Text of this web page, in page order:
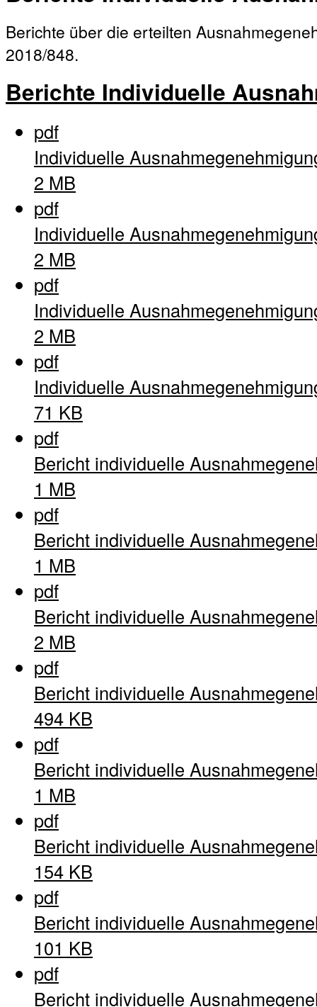
Berichte über die erteilten
2018/848.
Berichte Individuelle
pdf
Individuelle
2 MB
pdf
Individuelle
2 MB
pdf
Individuelle
2 MB
pdf
Individuelle
71 KB
pdf
Bericht individuelle
1 MB
pdf
Bericht individuelle
1 MB
pdf
Bericht individuelle
2 MB
pdf
Bericht individuelle
494 KB
pdf
Bericht individuelle
1 MB
pdf
Bericht individuelle
154 KB
pdf
Bericht individuelle
101 KB
pdf
Bericht individuelle